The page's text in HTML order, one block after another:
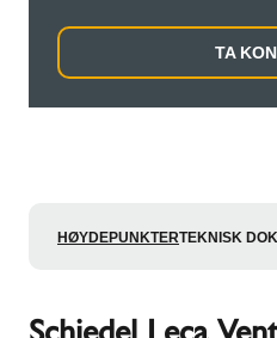
TA
HØYDEPUNKTERTEKNISK